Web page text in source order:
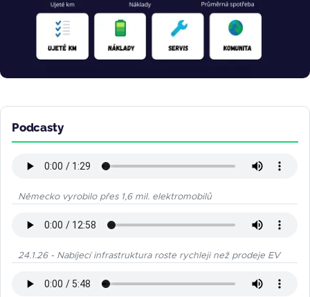
Podcasty
Německo vyrobilo přes 1,6 mil. elektromobilů
24.1.26 - Nabíjecí infrastruktura roste rychleji než prodeje EV